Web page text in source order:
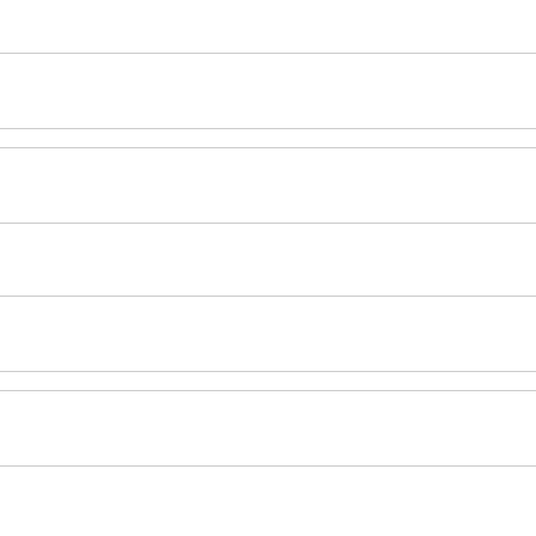
– KOMPAKTES
DH 110 Basis bietet Ihnen die perfekte
haben Sie die Möglichkeit, kostengünstig ein
schaffen. Das Doppelhaus DH 110 Basis
zu leben und dennoch eng miteinander
Wünsche vollkommen erfüllt. Erleben Sie modernes
Flächeneffizienz ausgelegt.
einer internen Kalkulation, sondern auf dem echten
Handwerker geben echte Angebote ab — und